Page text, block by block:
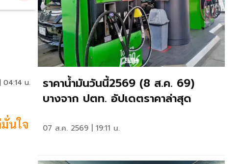
04:14 น.
นใจ
ราคาน้ำมันวันนี้2569 (8 ส.ค. 69)
บางจาก ปตท. อัปเดตราคาล่าสุด
07 ส.ค. 2569 | 19:11 น.